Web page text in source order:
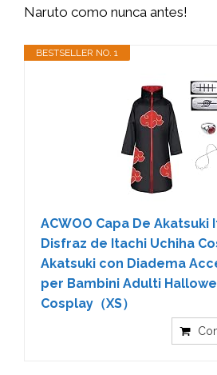
Naruto como nunca antes!
BESTSELLER NO. 1
ACWOO Capa De Akatsuki
Disfraz de Itachi Uchiha
Akatsuki con Diadema
per Bambini Adulti
Cosplay（XS）